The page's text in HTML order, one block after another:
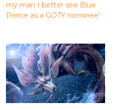
my man I better see Blue
Prince as a GOTY nominee'